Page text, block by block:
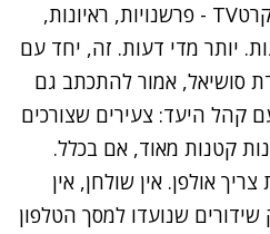
הרבה יותר את זה של דמוקרטTV - פרשנויות, ראיונות,
יותר מדי דעות. זה, יחד עם
סושיאל, אמור להתכתב גם
קהל היעד: צעירים שצורכים
קטנות מאוד, אם בכלל.
אולפן. אין שולחן, אין
שנועדו למסך הטלפון